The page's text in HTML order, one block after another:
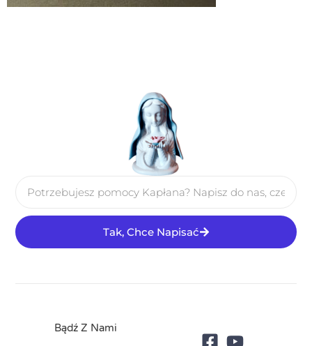
Tak, Chce Napisać
Bądź Z Nami